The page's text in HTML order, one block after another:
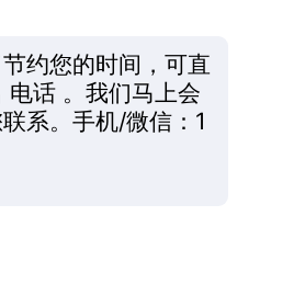
约您的时间，可直
电话 。我们马上会
系。手机/微信：1